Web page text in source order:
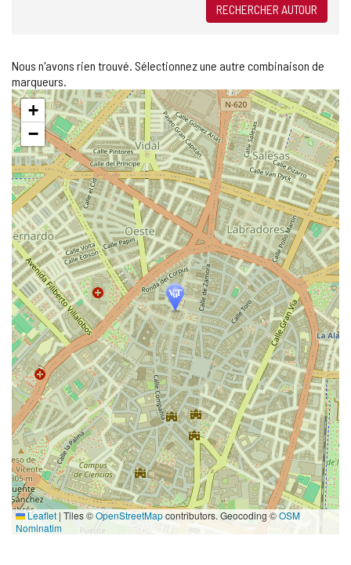
RECHERCHER AUTOUR
Nous n'avons rien trouvé. Sélectionnez une autre combinaison de
marqueurs.
Sauter
la
carte
+
−
Leaflet | Tiles ©OpenStreetMapcontributors. Geocoding ©OSM
Nominatim